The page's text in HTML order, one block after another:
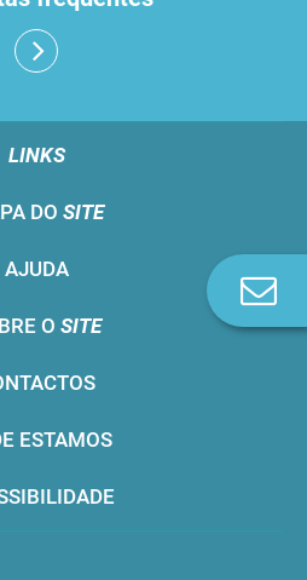
LINKS
DO SITE
AJUDA
O SITE
ESTAMOS